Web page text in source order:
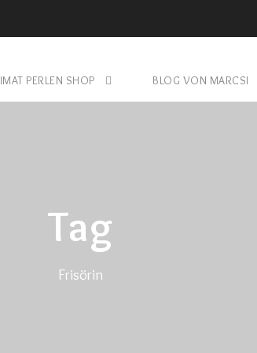
PERLEN SHOP BLOG VON MARCSI
Tag
Frisörin